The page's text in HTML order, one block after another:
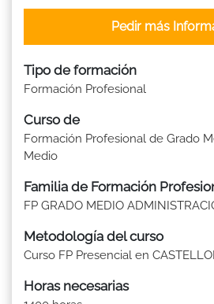
Tipo de formación
Formación Profesional
Curso de
Formación Profesional de Grado
Medio
Familia de Formación
FP GRADO MEDIO
Metodología del curso
Curso FP Presencial en
Horas necesarias
Pedir más